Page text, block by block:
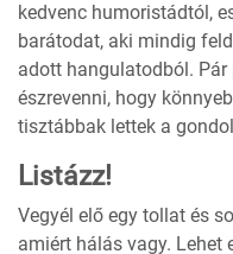
kedvenc humoristádtól,
barátodat, aki mindig
adott hangulatodból.
észrevenni, hogy
tisztábbak lettek a
Listázz!
Vegyél elő egy tollat és
amiért hálás vagy. Lehet